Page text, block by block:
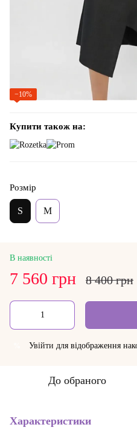
−10%
Купити також на:
Розмір
S M
В наявності
7 560 грн 8 400 грн
Увійти для відображення
До обраного
Характеристики